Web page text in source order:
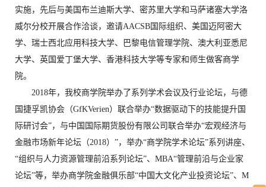
实施，先后与美国布兰迪斯大学、密苏里大学和马萨诸塞大学洛
威尔分校开展合作洽谈，邀请AACSB国际组织、美国迈阿密大
学、瑞士西北应用科技大学、巴黎电信管理学院、澳大利亚悉尼
大学、英国爱丁堡大学、香港科技大学等专家和师生做客商学
院。
2018年，我校商学院举办了系列学术会议及行业论坛，与德
国捷孚凯协会（GfKVerien）联合举办“数据驱动下的技能提升国
际研讨会”，与中国国际期货股份有限公司联合举办“宏观经济与
金融市场新年论坛（2018）”，举办“商学院学术论坛”系列讲座、
“组织与人力资源管理前沿系列论坛”、MBA“管理前沿与企业家
论坛”等，举办商学院金融俱乐部“中国大文化产业投资论坛”、M